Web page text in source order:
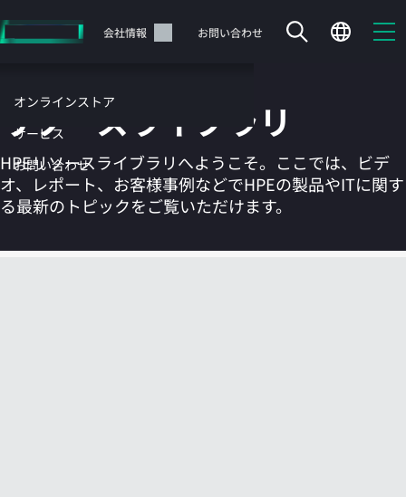
イ
テ
ツ
に
ス
ッ
会社情報 お問い合わせ
オンラインストア
サービス
お問い合わせ
カートは空です
リソースライブラリ
HPEリソースライブラリへようこそ。ここでは、ビデ
オ、レポート、お客様事例などでHPEの製品やITに関す
る最新のトピックをご覧いただけます。